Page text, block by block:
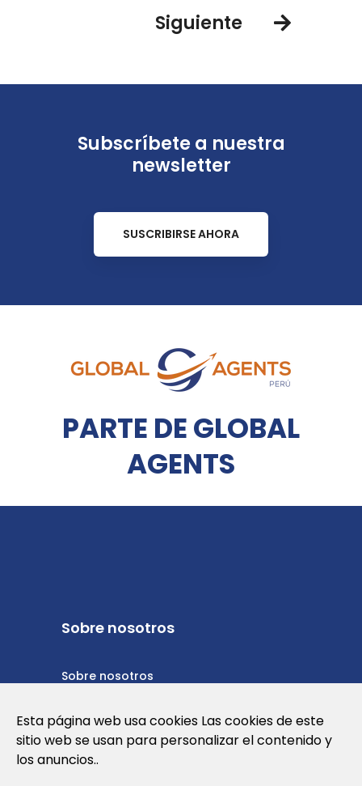
Siguiente
Subscríbete a nuestra
newsletter
SUSCRIBIRSE AHORA
PARTE DE GLOBAL
AGENTS
Sobre nosotros
Sobre nosotros
Política de cookies
Esta página web usa cookies Las cookies de este
sitio web se usan para personalizar el contenido y
los anuncios..